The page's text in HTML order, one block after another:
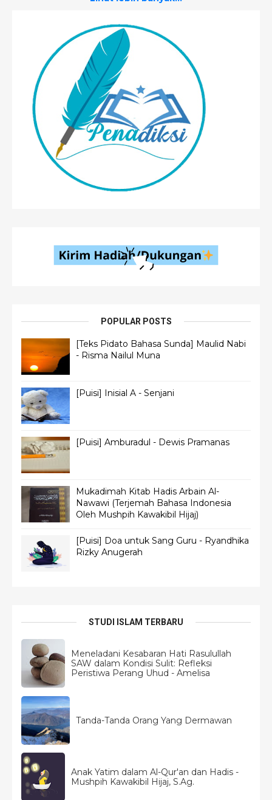
POPULAR POSTS
[Teks Pidato Bahasa Sunda] Maulid Nabi
- Risma Nailul Muna
[Puisi] Inisial A - Senjani
[Puisi] Amburadul - Dewis Pramanas
Mukadimah Kitab Hadis Arbain Al-
Nawawi (Terjemah Bahasa Indonesia
Oleh Mushpih Kawakibil Hijaj)
[Puisi] Doa untuk Sang Guru - Ryandhika
Rizky Anugerah
STUDI ISLAM TERBARU
Meneladani Kesabaran Hati Rasulullah
SAW dalam Kondisi Sulit: Refleksi
Peristiwa Perang Uhud - Amelisa
Tanda-Tanda Orang Yang Dermawan
Anak Yatim dalam Al-Qur'an dan Hadis -
Mushpih Kawakibil Hijaj, S.Ag.